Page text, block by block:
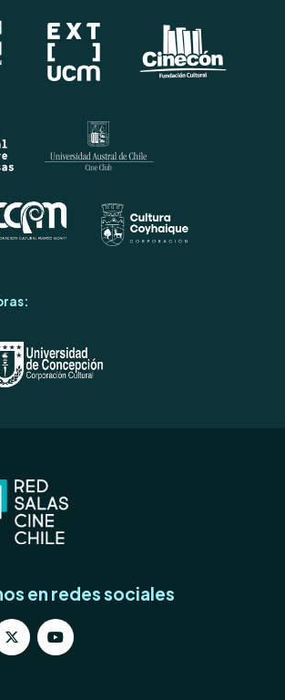
en redes sociales